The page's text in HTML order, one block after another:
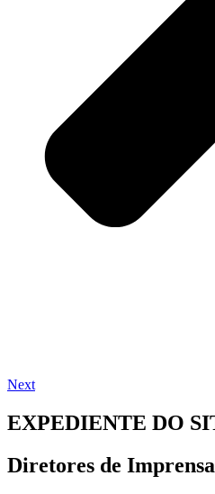
Next
EXPEDIENTE DO
Diretores de Imprensa